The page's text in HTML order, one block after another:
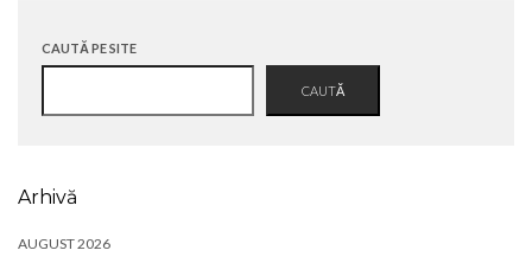
CAUTĂ PE SITE
CAUTĂ
Arhivă
AUGUST 2026